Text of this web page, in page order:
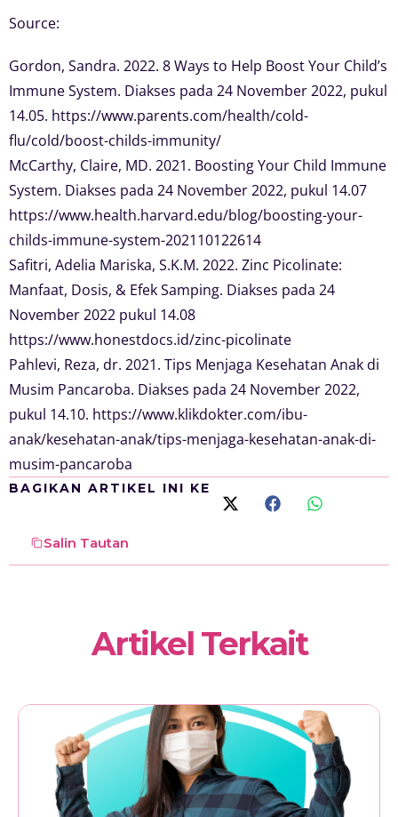
Source:
Gordon, Sandra. 2022. 8 Ways to Help Boost Your Child’s
Immune System. Diakses pada 24 November 2022, pukul
14.05. https://www.parents.com/health/cold-
flu/cold/boost-childs-immunity/
McCarthy, Claire, MD. 2021. Boosting Your Child Immune
System. Diakses pada 24 November 2022, pukul 14.07
https://www.health.harvard.edu/blog/boosting-your-
childs-immune-system-202110122614
Safitri, Adelia Mariska, S.K.M. 2022. Zinc Picolinate:
Manfaat, Dosis, & Efek Samping. Diakses pada 24
November 2022 pukul 14.08
https://www.honestdocs.id/zinc-picolinate
Pahlevi, Reza, dr. 2021. Tips Menjaga Kesehatan Anak di
Musim Pancaroba. Diakses pada 24 November 2022,
pukul 14.10. https://www.klikdokter.com/ibu-
anak/kesehatan-anak/tips-menjaga-kesehatan-anak-di-
musim-pancaroba
BAGIKAN ARTIKEL INI KE
Salin Tautan
Artikel Terkait